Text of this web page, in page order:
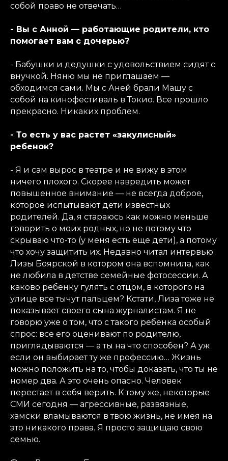
собой право не отвечать…
- Вы с Анной — работающие родители, кто
помогает вам с дочерью?
- Бабушки и дедушки с удовольствием сидят с
внучкой. Няню мы не приглашаем —
обходимся сами. Мы с Аней брали Машу с
собой на кинофестиваль в Токио. Все прошло
прекрасно. Никаких проблем.
- То есть у вас растет «закулисный»
ребенок?
- Я и сам вырос в театре и не вижу в этом
ничего плохого. Скорее навредить может
повышенное внимание — не всегда доброе,
которое испытывают дети известных
родителей. Да, я стараюсь как можно меньше
говорить о моих родных, но не потому что
скрываю что-то (у меня есть еще дети), а потому
что хочу защитить их. Недавно читал интервью
Лизы Боярской в котором она вспомнила, как
не любила в детстве семейные фотосессии. А
каково ребенку гулять с отцом, в которого на
улице все тычут пальцем? Кстати, Лиза тоже не
показывает своего сына журналистам. Я не
говорю уже о том, что с такого ребенка особый
спрос: все его оценивают по родителю,
приглядываются — а ты на что способен? А уж
если он выбирает ту же профессию… Жизнь
можно положить на то, чтобы доказать, что ты не
номер два. А это очень опасно. Человек
перестает в себя верить. К тому же, некоторые
СМИ сегодня — агрессивные, развязные,
хамски вламываются в твою жизнь, не имея на
это никакого права. Я просто защищаю свою
семью.